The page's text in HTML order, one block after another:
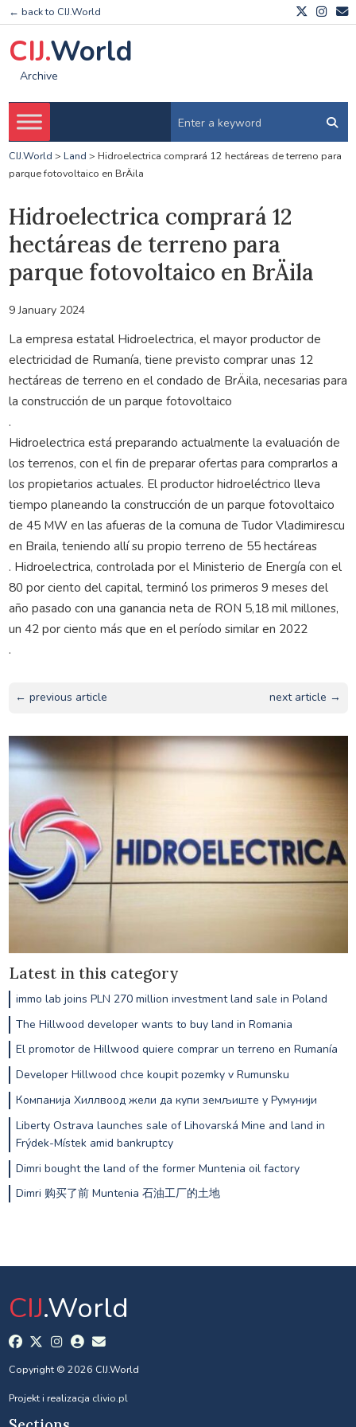
← back to CIJ.World
CIJ.World
Archive
CIJ.World > Land > Hidroelectrica comprará 12 hectáreas de terreno para
parque fotovoltaico en BrÄila
Hidroelectrica comprará 12
hectáreas de terreno para
parque fotovoltaico en BrÄila
9 January 2024
La empresa estatal Hidroelectrica, el mayor productor de
electricidad de Rumanía, tiene previsto comprar unas 12
hectáreas de terreno en el condado de BrÄila, necesarias para
la construcción de un parque fotovoltaico
.
Hidroelectrica está preparando actualmente la evaluación de
los terrenos, con el fin de preparar ofertas para comprarlos a
los propietarios actuales. El productor hidroeléctrico lleva
tiempo planeando la construcción de un parque fotovoltaico
de 45 MW en las afueras de la comuna de Tudor Vladimirescu
en Braila, teniendo allí su propio terreno de 55 hectáreas
. Hidroelectrica, controlada por el Ministerio de Energía con el
80 por ciento del capital, terminó los primeros 9 meses del
año pasado con una ganancia neta de RON 5,18 mil millones,
un 42 por ciento más que en el período similar en 2022
.
← previous article next article →
Latest in this category
immo lab joins PLN 270 million investment land sale in Poland
The Hillwood developer wants to buy land in Romania
El promotor de Hillwood quiere comprar un terreno en Rumanía
Developer Hillwood chce koupit pozemky v Rumunsku
Компанија Хиллвоод жели да купи земљиште у Румунији
Liberty Ostrava launches sale of Lihovarská Mine and land in
Frýdek-Místek amid bankruptcy
Dimri bought the land of the former Muntenia oil factory
Dimri 购买了前 Muntenia 石油工厂的土地
CIJ.World
Copyright © 2026 CIJ.World
Projekt i realizacja clivio.pl